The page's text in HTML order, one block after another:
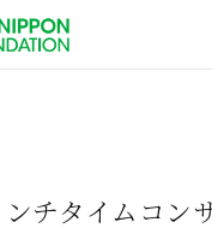
チタイムコン